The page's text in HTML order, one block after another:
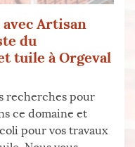
avec Artisan
du
tuile à Orgeval
recherches pour
ce domaine et
pour vos travaux